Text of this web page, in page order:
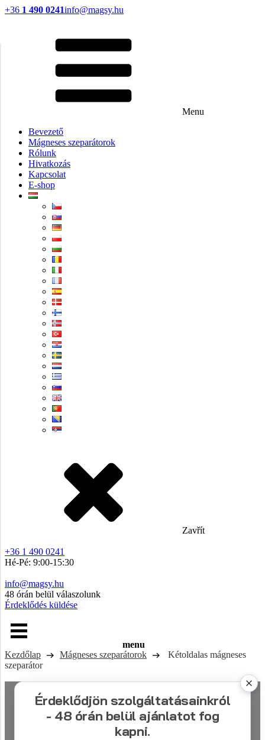
+36 1 490 0241info@magsy.hu
Menu
Bevezető
Mágneses szeparátorok
Rólunk
Hivatkozás
Kapcsolat
E-shop
Zavřít
+36 1 490 0241
Hé-Pé: 9:00-15:30
info@magsy.hu
48 órán belül válaszolunk
Érdeklődés küldése
menu
Kezdőlap
Mágneses szeparátorok
Kétoldalas mágneses
szeparátor
Érdeklődjön szolgáltatásainkról
- 48 órán belül ajánlatot fog
kapni.